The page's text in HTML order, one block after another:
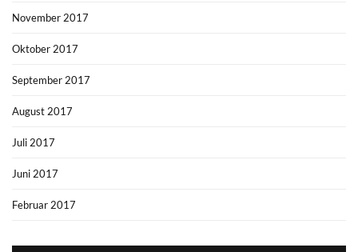
November 2017
Oktober 2017
September 2017
August 2017
Juli 2017
Juni 2017
Februar 2017